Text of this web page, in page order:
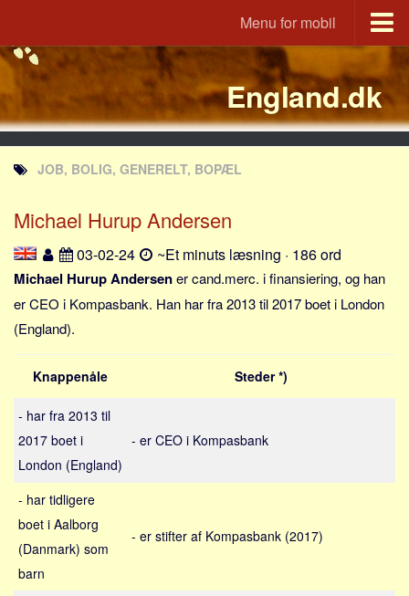
Menu for mobil
Portal
Udvandrerne.dk
Utvandrerne.no
Utvandrarna.se
Tyskland.dk
England.dk
JLKM.dk
Lande
Tyrkiet
Spanien
Frankrig
Sverige
Norge
Thailand
Italien
Grækenland
USA
Alle
England.dk
JOB, BOLIG, GENERELT, BOPÆL
Michael Hurup Andersen
03-02-24 ~Et minuts læsning · 186 ord
Michael Hurup Andersener cand.merc. i finansiering, og han
er CEO i Kompasbank. Han har fra 2013 til 2017 boet i London
(England).
Knappenåle Steder *)
- har fra 2013 til
2017 boet i
London (England)
- er CEO i Kompasbank
- har tidligere
boet i Aalborg
(Danmark) som
barn
- er stifter af Kompasbank (2017)